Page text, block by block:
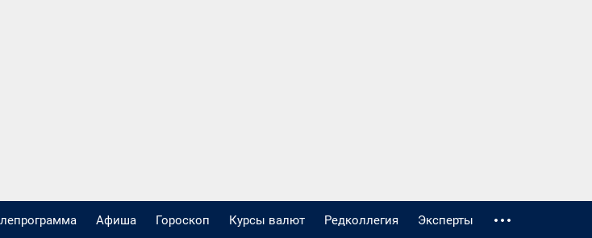
Афиша Гороскоп Курсы валют Редколлегия Эксперты